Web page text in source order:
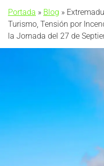
Portada » Blog »
Turismo, Tensión por
la Jornada del 27 de